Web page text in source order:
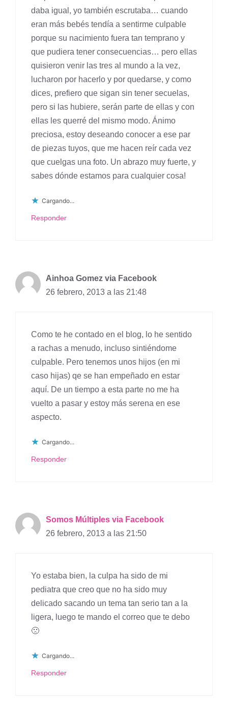
daba igual, yo también escrutaba… cuando
eran más bebés tendía a sentirme culpable
porque su nacimiento fuera tan temprano y
que pudiera tener consecuencias… pero ellas
quisieron venir las tres al mundo a la vez,
lucharon por hacerlo y por quedarse, y como
dices, prefiero que sigan sin tener secuelas,
pero si las hubiere, serán parte de ellas y con
ellas les querré del mismo modo. Ánimo
preciosa, estoy deseando conocer a ese par
de piezas tuyos, que me hacen reír cada vez
que cuelgas una foto. Un abrazo muy fuerte, y
sabes dónde estamos para cualquier cosa!
Cargando...
Responder
Ainhoa Gomez via Facebook
26 febrero, 2013 a las 21:48
Como te he contado en el blog, lo he sentido
a rachas a menudo, incluso sintiéndome
culpable. Pero tenemos unos hijos (en mi
caso hijas) qe se han empeñado en estar
aquí. De un tiempo a esta parte no me ha
vuelto a pasar y estoy más serena en ese
aspecto.
Cargando...
Responder
Somos Múltiples via Facebook
26 febrero, 2013 a las 21:50
Yo estaba bien, la culpa ha sido de mi
pediatra que creo que no ha sido muy
delicado sacando un tema tan serio tan a la
ligera, luego te mando el correo que te debo
🙁
Cargando...
Responder